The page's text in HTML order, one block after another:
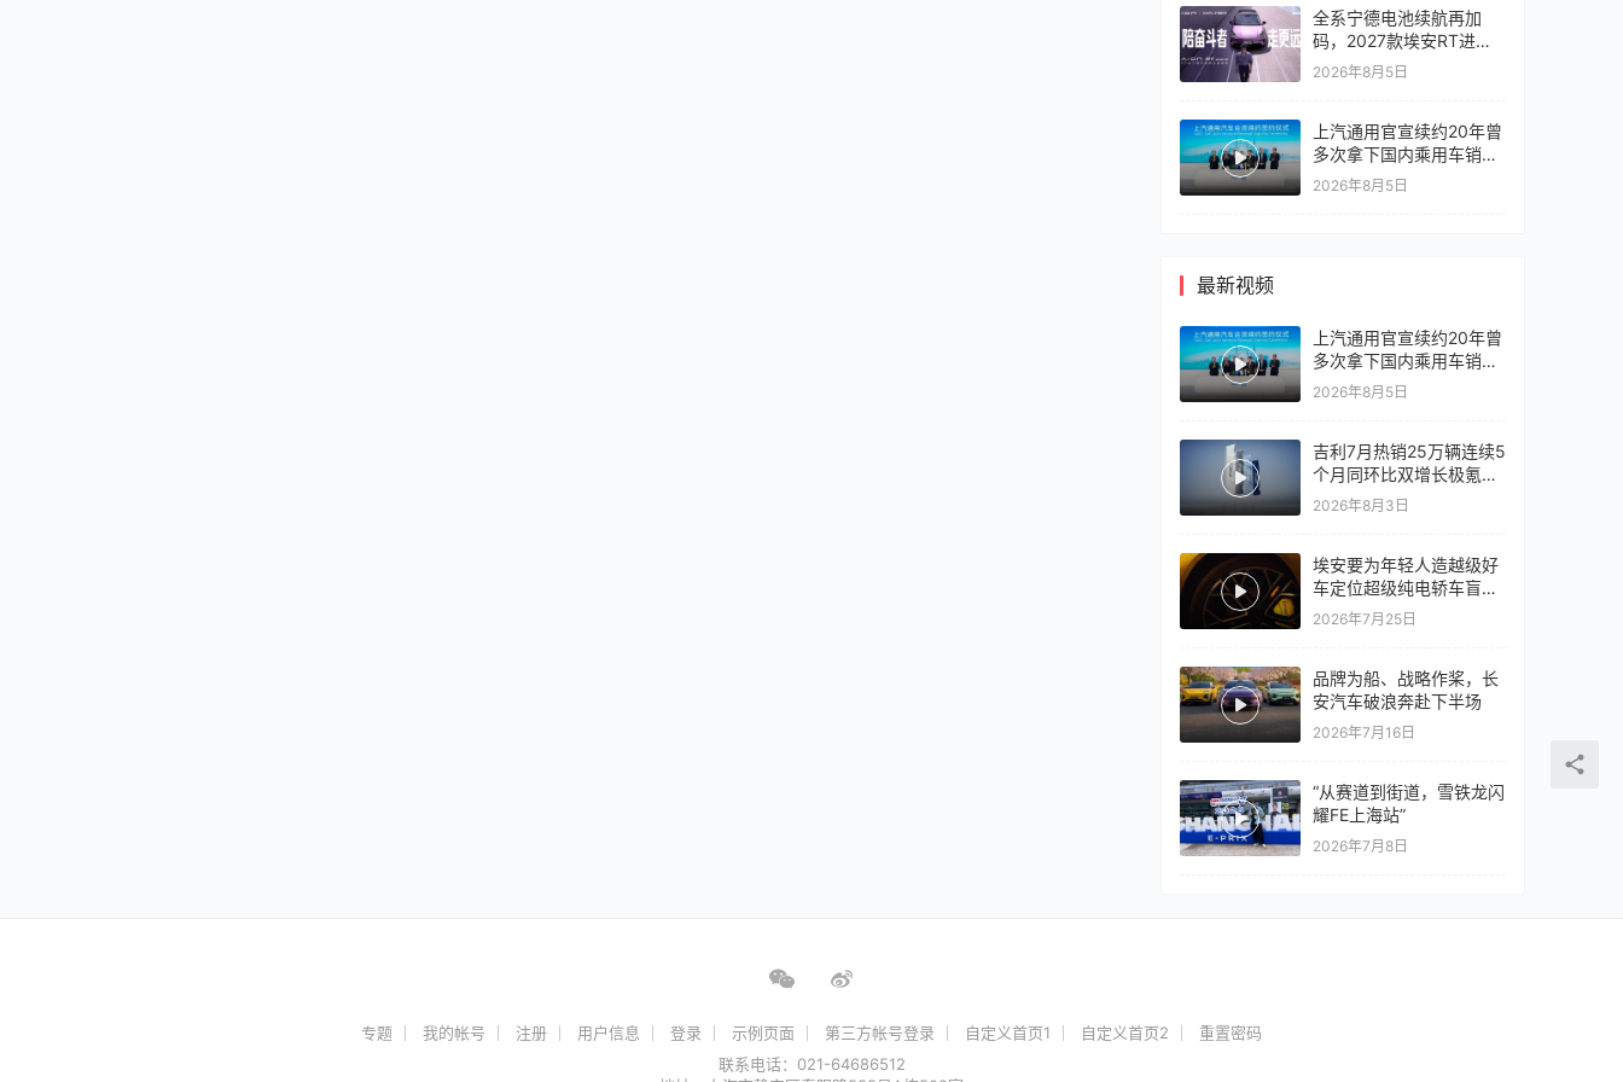
全系宁德电池续航再加
码，2027款埃安RT进入
10万区间
2026年8月5日
上汽通用官宣续约20年曾
多次拿下国内乘用车销冠
竞争激烈，上汽通用有信
2026年8月5日
最新视频
上汽通用官宣续约20年曾
多次拿下国内乘用车销冠
竞争激烈，上汽通用有信
2026年8月5日
吉利7月热销25万辆连续5
个月同环比双增长极氪销
量同比翻倍，出口再破10
2026年8月3日
埃安要为年轻人造越级好
车定位超级纯电轿车盲猜
18万以上
2026年7月25日
品牌为船、战略作桨，长
安汽车破浪奔赴下半场
2026年7月16日
“从赛道到街道，雪铁龙闪
耀FE上海站”
2026年7月8日
专题 我的帐号 注册 用户信息 登录 示例页面 第三方帐号登录 自定义首页1 自定义首页2
重置密码
联系电话：021-64686512